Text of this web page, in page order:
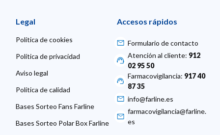
Legal
Política de cookies
Política de privacidad
Aviso legal
Política de calidad
Bases Sorteo Fans Farline
Bases Sorteo Polar Box Farline
Accesos rápidos
Formulario de contacto
Atención al cliente: 912
02 95 50
Farmacovigilancia: 917 40
87 35
info@farline.es
farmacovigilancia@farline.
es